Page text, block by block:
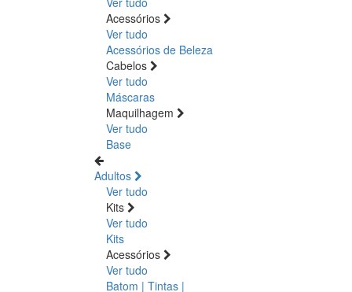
Acessórios
Ver tudo
Acessórios de Beleza
Cabelos
Ver tudo
Máscaras
Maquilhagem
Ver tudo
Base
Adultos
Ver tudo
Kits
Ver tudo
Kits
Acessórios
Ver tudo
Batom | Tintas |